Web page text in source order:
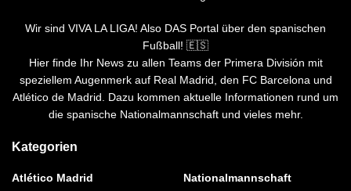
Wir sind VIVA LA LIGA! Also DAS Portal über den spanischen
Fußball! 🇪🇸
Hier finde Ihr News zu allen Teams der Primera División mit
speziellem Augenmerk auf Real Madrid, den FC Barcelona und
Atlético de Madrid. Dazu kommen aktuelle Informationen rund um
die spanische Nationalmannschaft und vieles mehr.
Kategorien
Atlético Madrid
Nationalmannschaft